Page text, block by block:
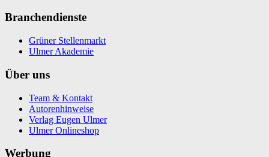
Branchendienste
Grüner Stellenmarkt
Ulmer Akademie
Über uns
Team & Kontakt
Autorenhinweise
Verlag Eugen Ulmer
Ulmer Onlineshop
Werbung